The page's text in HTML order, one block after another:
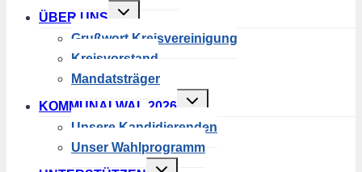
ÜBER UNS
Untermenü
umschalten
Grußwort Kreisvereinigung
Kreisvorstand
Mandatsträger
KOMMUNALWAL 2026
Untermenü
umschalten
Unsere Kandidierenden
Unser Wahlprogramm
Untermenü